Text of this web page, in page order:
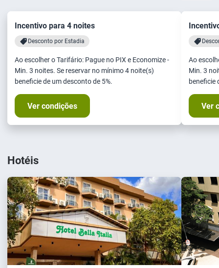
Incentivo para 4 noites
Desconto por Estadia
Ao escolher o Tarifário: Pague no PIX e Economize -
Min. 3 noites. Se reservar no mínimo 4 noite(s)
beneficie de um desconto de 5%.
Ver condições
Ao
Min. 3
beneficie
Ver
Hotéis